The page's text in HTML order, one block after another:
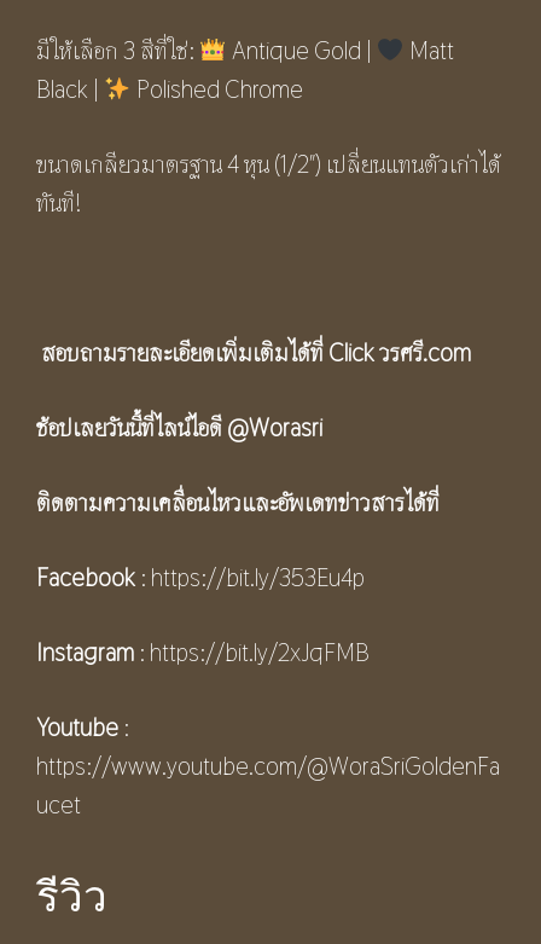
มีให้เลือก 3 สีที่ใช่: Antique Gold |
Matt
Black |
Polished Chrome
ขนาดเกลียวมาตรฐาน 4 หุน (1/2″) เปลี่ยนแทนตัวเก่าได้
ทันที!
สอบถามรายละเอียดเพิ่มเติมได้ที่ Clickวรศรี.com
ช้อปเลยวันนี้ที่ไลน์ไอดี@Worasri
ติดตามความเคลื่อนไหวและอัพเดทข่าวสารได้ที่
Facebook : https://bit.ly/353Eu4p
Instagram : https://bit.ly/2xJqFMB
Youtube :
https://www.youtube.com/@WoraSriGoldenFa
ucet
รีวิว